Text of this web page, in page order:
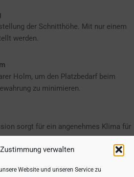
verwalten
Website und unseren Service zu
der Schnitthöhe. Mit nur einem
werden.
Holm, um den Platzbedarf beim
zu minimieren.
sorgt für ein angenehmes Klima für